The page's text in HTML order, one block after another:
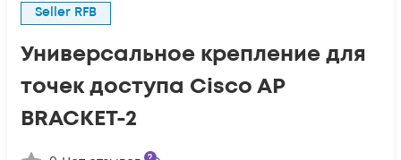
Seller RFB
Универсальное крепление для
точек доступа Cisco AP
BRACKET-2